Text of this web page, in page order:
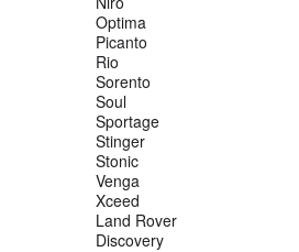
Optima
Picanto
Rio
Sorento
Soul
Sportage
Stinger
Stonic
Venga
Xceed
Land Rover
Discovery